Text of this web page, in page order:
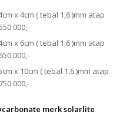
x 4cm ( tebal 1,6 )mm atap
x 6cm ( tebal 1,6 )mm atap
x 10cm ( tebal 1,6 )mm atap
merk solarlite